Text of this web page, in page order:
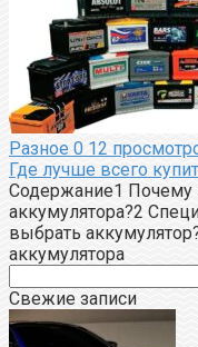
Разное 0 12
Где лучше всего
Содержание1 Почему
аккумулятора?2
выбрать
аккумулятора
Свежие записи